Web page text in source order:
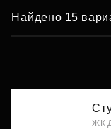
Найдено 15
ЖК